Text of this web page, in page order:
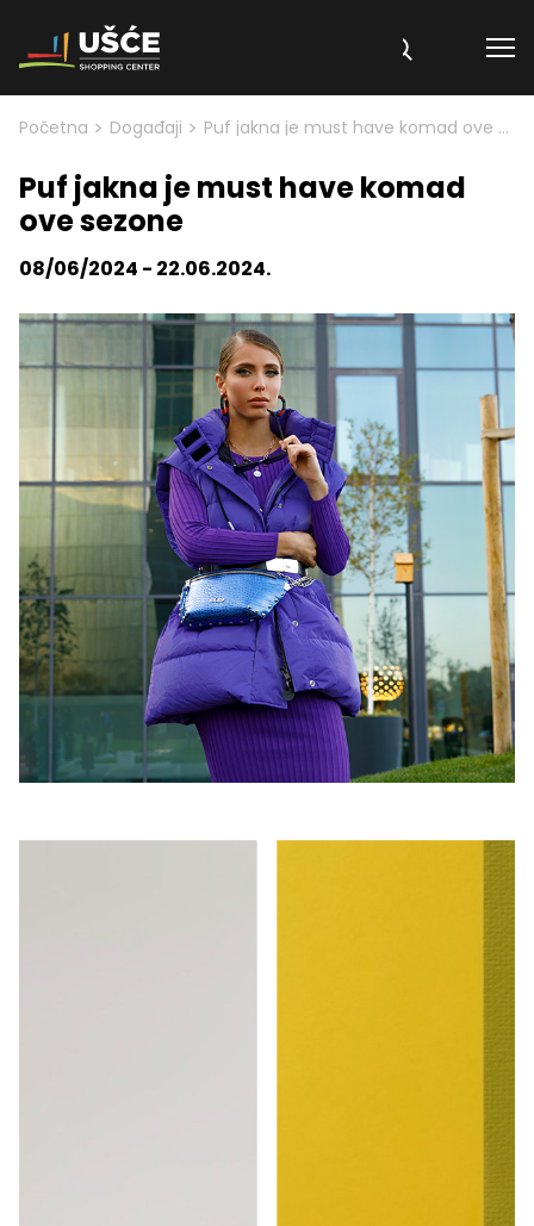
Skip to content
Početna > Događaji > Puf jakna je must have komad ove sezone
Puf jakna je must have komad
ove sezone
08/06/2024 - 22.06.2024.